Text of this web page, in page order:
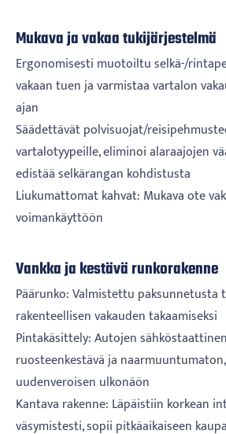
Mukava ja vakaa tukijärjestelmä
Ergonomisesti muotoiltu selkä-/
vakaan tuen ja varmistaa vartalon
ajan
Säädettävät polvisuojat/
vartalotyypeille, eliminoi alaraajojen
edistää selkärangan kohdistusta
Liukumattomat kahvat: Mukava ote
voimankäyttöön
Vankka ja kestävä runkorakenne
Päärunko: Valmistettu paksunnetusta
rakenteellisen vakauden takaamiseksi
Pintakäsittely: Autojen
ruosteenkestävä ja
uudenveroisen ulkonäön
Kantava rakenne: Läpäistiin korkean
väsymistesti, sopii pitkäaikaiseen